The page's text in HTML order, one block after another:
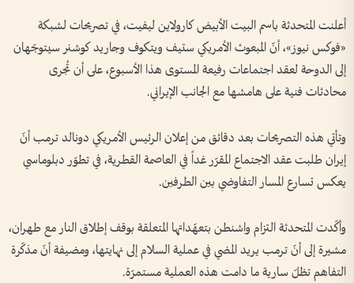
أعلنت المتحدثة باسم البيت الأبيض كارولاين ليفيت، في تصريحات لشبكة
«فوكس نيوز»، أنّ المبعوث الأمريكي ستيف ويتكوف وجاريد كوشنر سيتوجّهان
إلى الدوحة لعقد اجتماعات رفيعة المستوى هذا الأسبوع، على أن تُجرى
محادثات فنية على هامشها مع الجانب الإيراني.
وتأتي هذه التصريحات بعد دقائق من إعلان الرئيس الأمريكي دونالد ترمب أنّ
إيران طلبت عقد الاجتماع المقرّر غداً في العاصمة القطرية، في تطوّر دبلوماسي
يعكس تسارع المسار التفاوضي بين الطرفين.
وأكّدت المتحدثة التزام واشنطن بتعهّداتها المتعلقة بوقف إطلاق النار مع طهران،
مشيرة إلى أنّ ترمب يريد المضي في عملية السلام إلى نهايتها، ومضيفة أنّ مذكّرة
التفاهم تظلّ سارية ما دامت هذه العملية مستمرّة.